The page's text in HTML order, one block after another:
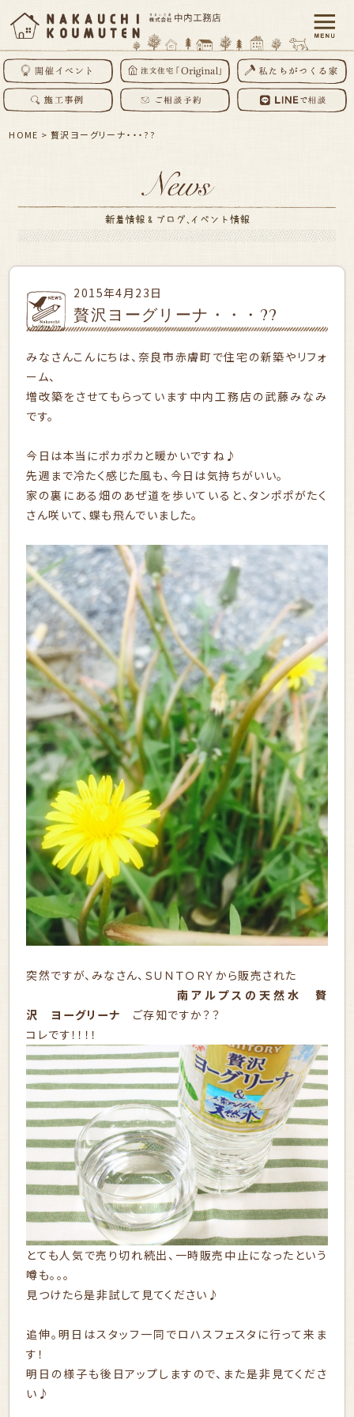
HOME >贅沢ヨーグリーナ・・・??
2015年4月23日
贅沢ヨーグリーナ・・・??
みなさんこんにちは、奈良市赤膚町で住宅の新築やリフォ
ーム、
増改築をさせてもらっています中内工務店の武藤みなみ
です。
今日は本当にポカポカと暖かいですね♪
先週まで冷たく感じた風も、今日は気持ちがいい。
家の裏にある畑のあぜ道を歩いていると、タンポポがたく
さん咲いて、蝶も飛んでいました。
突然ですが、みなさん、ＳＵＮＴＯＲＹから販売された
南アルプスの天然水 贅
沢 ヨーグリーナ ご存知ですか？？
コレです！！！！
とても人気で売り切れ続出、一時販売中止になったという
噂も。。。
見つけたら是非試して見てください♪
追伸。明日はスタッフ一同でロハスフェスタに行って来ま
す！
明日の様子も後日アップしますので、また是非見てくださ
い♪